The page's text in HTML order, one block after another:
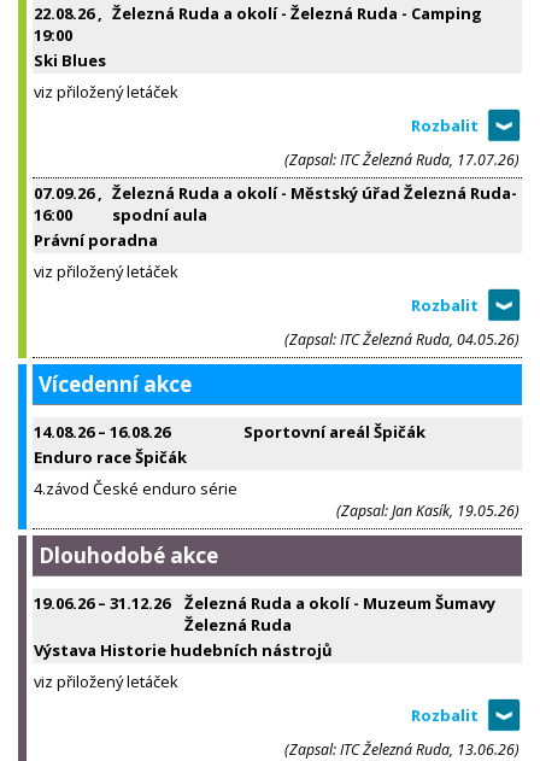
22.08.26,
19:00
Železná Ruda a okolí - Železná Ruda - Camping
Ski Blues
viz přiložený letáček
(Zapsal: ITC Železná Ruda, 17.07.26)
07.09.26,
16:00
Železná Ruda a okolí - Městský úřad Železná Ruda-
spodní aula
Právní poradna
viz přiložený letáček
(Zapsal: ITC Železná Ruda, 04.05.26)
Vícedenní akce
14.08.26– 16.08.26
Sportovní areál Špičák
Enduro race Špičák
4.závod České enduro série
(Zapsal: Jan Kasík, 19.05.26)
Dlouhodobé akce
19.06.26– 31.12.26
Železná Ruda a okolí - Muzeum Šumavy
Železná Ruda
Výstava Historie hudebních nástrojů
viz přiložený letáček
(Zapsal: ITC Železná Ruda, 13.06.26)